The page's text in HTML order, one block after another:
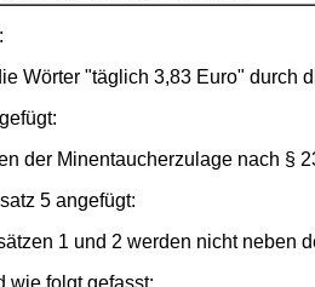
Wörter "täglich 3,83 Euro" durch
der Minentaucherzulage nach §
5 angefügt:
1 und 2 werden nicht neben
wie folgt gefasst: